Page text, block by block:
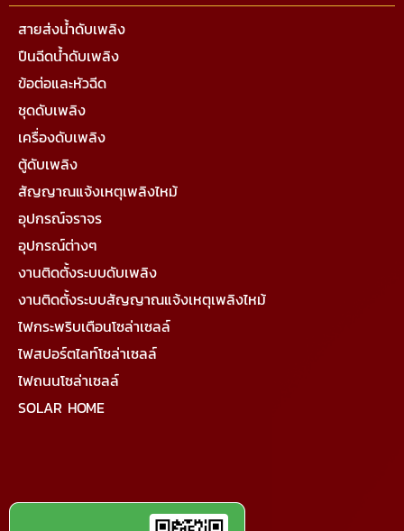
สายส่งน้ำดับเพลิง
ปืนฉีดน้ำดับเพลิง
ข้อต่อและหัวฉีด
ชุดดับเพลิง
เครื่องดับเพลิง
ตู้ดับเพลิง
สัญญาณแจ้งเหตุเพลิงไหม้
อุปกรณ์จราจร
อุปกรณ์ต่างๆ
งานติดตั้งระบบดับเพลิง
งานติดตั้งระบบสัญญาณแจ้งเหตุเพลิงไหม้
ไฟกระพริบเตือนโซล่าเซลล์
ไฟสปอร์ตไลท์โซล่าเซลล์
ไฟถนนโซล่าเซลล์
SOLAR HOME